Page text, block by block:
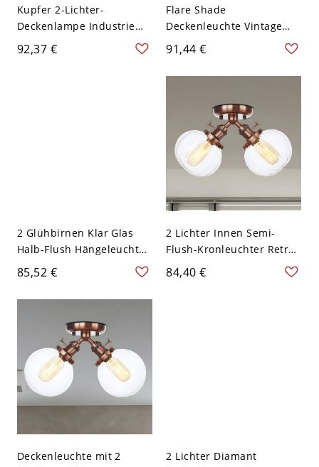
Kupfer 2-Lichter-
Deckenlampe Industrie
Creme Glas Muschelrand
Halbflächenmontage
92,37 €
Flare Shade
Deckenleuchte Vintage
Milchglas 2 Lichter Kupfer
Lampe für Wohnzimmer
91,44 €
2 Glühbirnen Klar Glas
Halb-Flush Hängeleuchte
Retro Kupfer Finish Breite
Flare Korridor
Deckenbeleuchtung
85,52 €
2 Lichter Innen Semi-
Flush-Kronleuchter Retro
Stilvolle Kupfer
Deckenleuchte mit Globus
84,40 €
Deckenleuchte mit 2
2 Lichter Diamant